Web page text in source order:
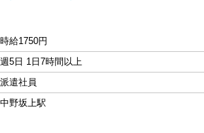
時給1750円
週5日 1日7時間以上
派遣社員
中野坂上駅